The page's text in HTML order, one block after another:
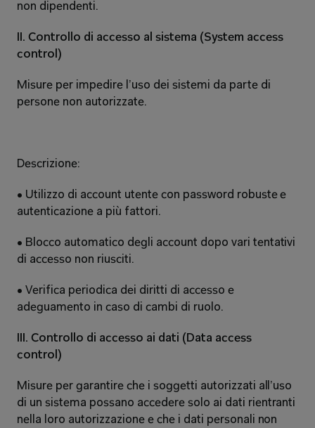
non dipendenti.
II. Controllo di accesso al sistema (System access
control)
Misure per impedire l’uso dei sistemi da parte di
persone non autorizzate.
Descrizione:
• Utilizzo di account utente con password robuste e
autenticazione a più fattori.
• Blocco automatico degli account dopo vari tentativi
di accesso non riusciti.
• Verifica periodica dei diritti di accesso e
adeguamento in caso di cambi di ruolo.
III. Controllo di accesso ai dati (Data access
control)
Misure per garantire che i soggetti autorizzati all’uso
di un sistema possano accedere solo ai dati rientranti
nella loro autorizzazione e che i dati personali non